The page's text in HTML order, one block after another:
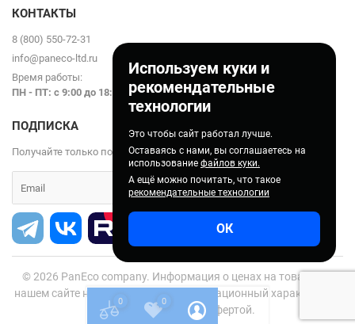
Используем куки и
рекомендательные
технологии
Это чтобы сайт работал лучше.
Оставаясь с нами, вы соглашаетесь на
использование файлов куки.
А ещё можно почитать, что такое
рекомендательные технологии
ОК
КОНТАКТЫ
8 (800) 550-72-31
info@paneco-ltd.ru
Время работы:
ПН - ПТ: с 9:00 до 18:00
ПОДПИСКА
Получайте только полезные статьи!
© 2026 PanEco company. Информация о ценах на товары на
нашем сайте носит справочно-информационный характер и не
является публичной офертой.
0 0